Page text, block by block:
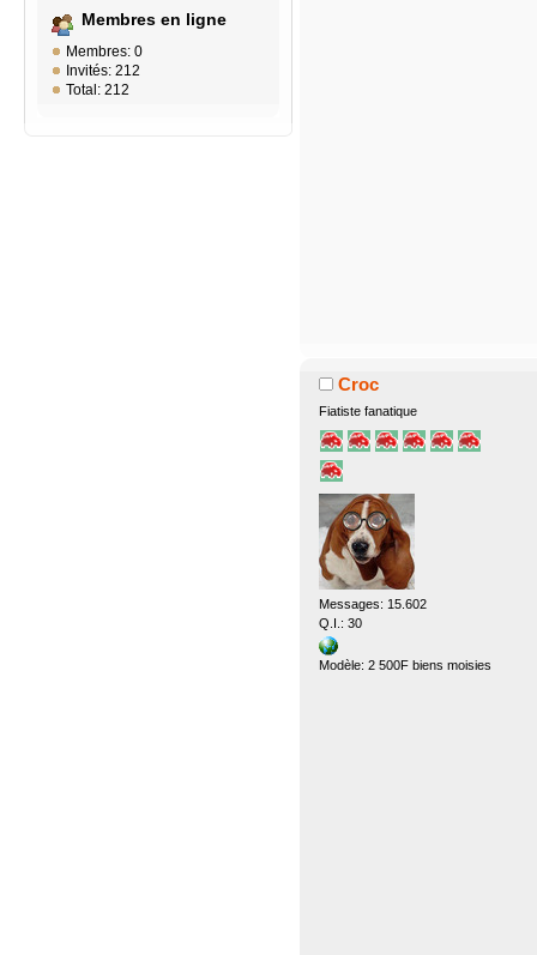
Membres en ligne
Membres: 0
Invités: 212
Total: 212
Croc
Fiatiste fanatique
Messages: 15.602
Q.I.: 30
Modèle: 2 500F biens moisies